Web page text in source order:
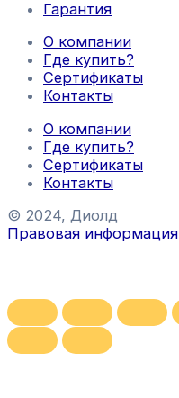
Гарантия
О компании
Где купить?
Сертификаты
Контакты
О компании
Где купить?
Сертификаты
Контакты
© 2024, Диолд
Правовая информация